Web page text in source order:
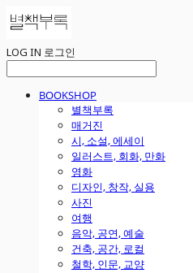
LOG IN 로그인
BOOKSHOP
별책부록
매거진
시, 소설, 에세이
일러스트, 회화, 만화
영화
디자인, 창작, 실용
사진
여행
음악, 공연, 예술
건축, 공간, 로컬
철학, 인문, 교양